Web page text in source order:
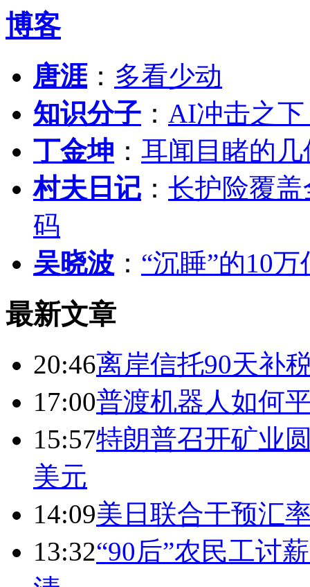
博客
唐涯： 多看少动
知识分子 ： AI冲击之
丁金坤 ： 耳闻目睹的
村夫日记 ： 长护险覆
码
吴晓波 ： “沉睡”的10
最新文章
20:46离岸信托90天补
17:00普渡机器人如何
15:57特朗普召开矿业
美元
14:09美日联合干预汇
13:32“90后”农民工讨